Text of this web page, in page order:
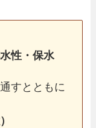
性・保水
すとともに